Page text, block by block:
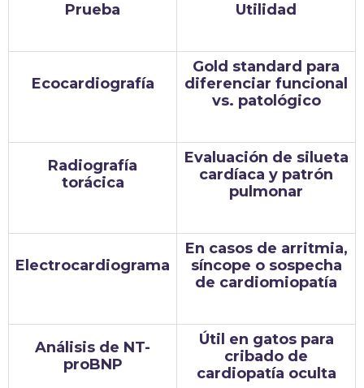
Prueba Utilidad
Ecocardiografía
Gold standard para
diferenciar funcional
vs. patológico
Radiografía
torácica
Evaluación de silueta
cardíaca y patrón
pulmonar
Electrocardiograma
En casos de arritmia,
síncope o sospecha
de cardiomiopatía
Análisis de NT-
proBNP
Útil en gatos para
cribado de
cardiopatía oculta